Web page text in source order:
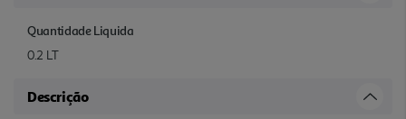
Quantidade Liquida
0.2 LT
Descrição